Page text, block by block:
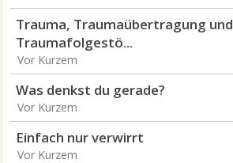
Trauma, Traumaübertragung und
Traumafolgestö...
Vor Kurzem
Was denkst du gerade?
Vor Kurzem
Einfach nur verwirrt
Vor Kurzem